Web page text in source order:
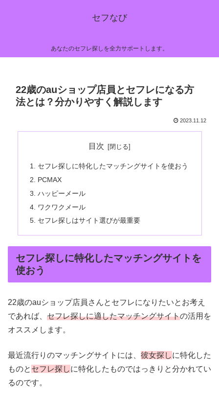
セフなび
あなたのセフレ探しを全力サポートします。
22歳のauショップ店員とセフレになる方
法とは？分かりやすく解説します
2023.11.12
目次
セフレ探しに特化したマッチングサイトを使おう
PCMAX
ハッピーメール
ワクワクメール
セフレ探しはサイト選びが最重要
セフレ探しに特化したマッチングサイトを
使おう
22歳のauショップ店員さんとセフレになりたいとお考え
であれば、 セフレ探しに適したマッチングサイトの活用を
オススメします。
最近流行りのマッチングサイトには、 彼女探しに特化した
ものと セフレ探しに特化したものではっきりと分かれてい
るのです。